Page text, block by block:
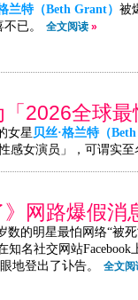
兰特（Beth Grant） 被
已。
全文阅读 »
2026全球最
女星 贝丝·格兰特（Beth
感女演员」，可谓实至
》网路爆假消
数的明星最怕网络“被
名社交网站Facebook
地登出了讣告。
全文阅